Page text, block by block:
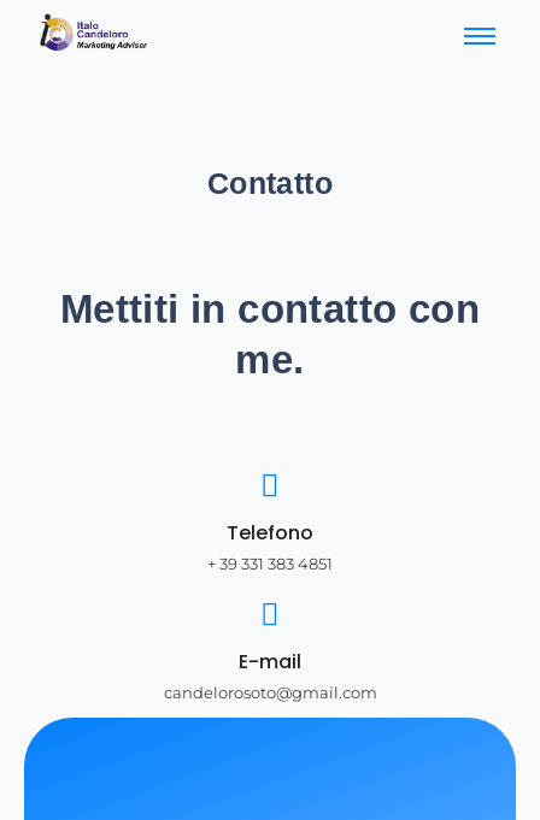
Contatto
Mettiti in contatto con
me.
Telefono
+ 39 331 383 4851
E-mail
candelorosoto@gmail.com